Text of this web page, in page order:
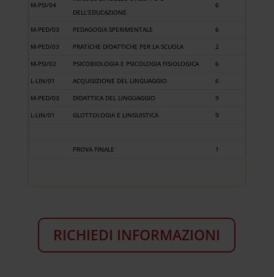
M-PSI/04
DELL’EDUCAZIONE
6
M-PED/03 PEDAGOGIA SPERIMENTALE
6
M-PED/03
PRATICHE DIDATTICHE PER LA SCUOLA
2
M-PSI/02
PSICOBIOLOGIA E PSICOLOGIA FISIOLOGICA
6
L-LIN/01
ACQUISIZIONE DEL LINGUAGGIO
6
M-PED/03
DIDATTICA DEL LINGUAGGIO
9
L-LIN/01
GLOTTOLOGIA E LINGUISTICA 9
PROVA FINALE 1
RICHIEDI INFORMAZIONI